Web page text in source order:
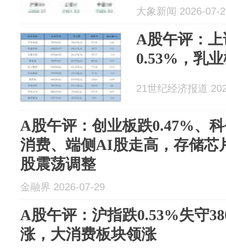
大象新闻 2026-07-
A股午评：
0.53%，乳
21世纪经济报道
A股午评：创业板跌0.47%、
消费、端侧AI股走高，存储芯
股震荡调整
金融界 2026-07-29
A股午评：沪指跌0.53%失守
涨，大消费板块领涨